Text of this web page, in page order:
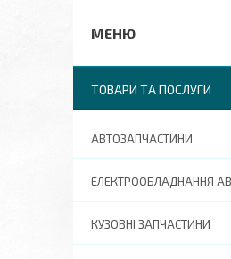
ТОВАРИ ТА ПОСЛУГИ
АВТОЗАПЧАСТИНИ
ЕЛЕКТРООБЛАДНАННЯ
КУЗОВНІ ЗАПЧАСТИНИ